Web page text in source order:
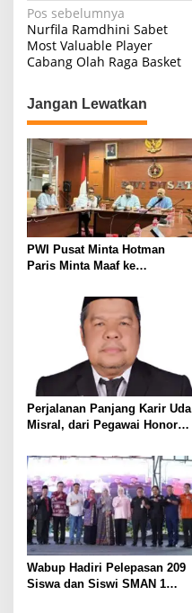
N
a
v
i
g
a
s
i
p
o
s
Pos sebelumnya
Nurfila Ramdhini Sabet
Most Valuable Player
Cabang Olah Raga Basket
Jangan Lewatkan
PWI Pusat Minta Hotman
Paris Minta Maaf ke
Pers Harus Dihormati
Perjalanan Panjang Karir Uda
Misral, dari Pegawai Honorer
Karir Jabatan Struktural
Eselon III
Wabup Hadiri Pelepasan 209
Siswa dan Siswi SMAN 1